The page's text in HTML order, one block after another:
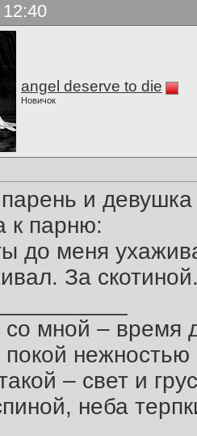
angel deserve to die
Новичок
и
к парню:
до меня
За
мной – время
нежностью
– свет и
неба